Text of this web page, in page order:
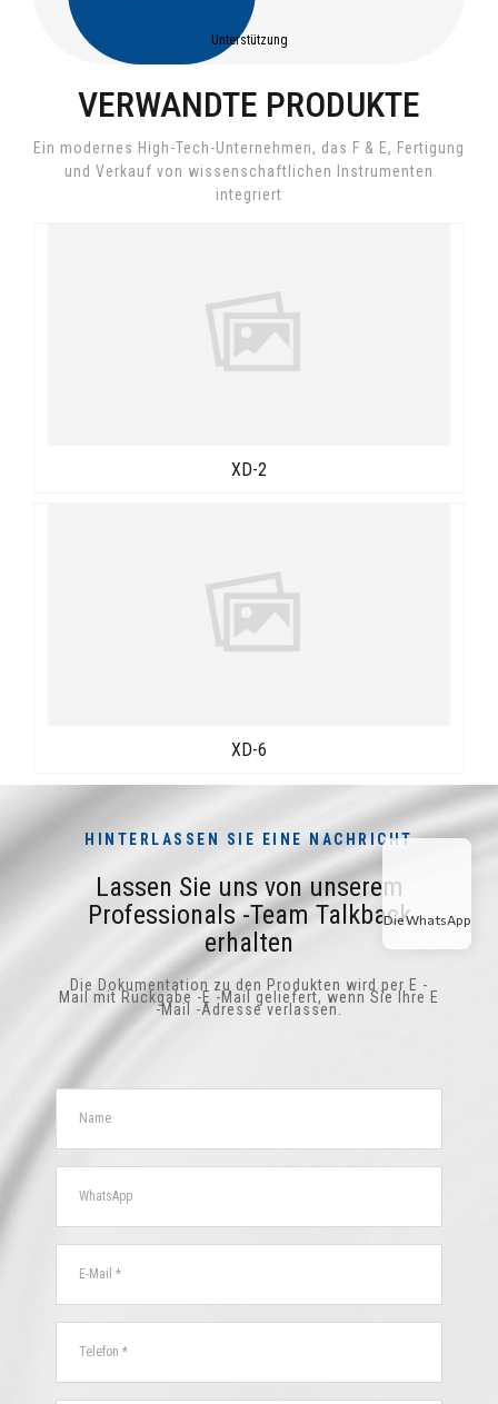
Unterstützung
VERWANDTE PRODUKTE
Ein modernes High-Tech-Unternehmen, das F & E, Fertigung
und Verkauf von wissenschaftlichen Instrumenten
integriert
XD-2
XD-6
HINTERLASSEN SIE EINE NACHRICHT
Lassen Sie uns von unserem
Professionals -Team Talkback
erhalten
Die Dokumentation zu den Produkten wird per E -
Mail mit Rückgabe -E -Mail geliefert, wenn Sie Ihre E
-Mail -Adresse verlassen.
Die WhatsApp